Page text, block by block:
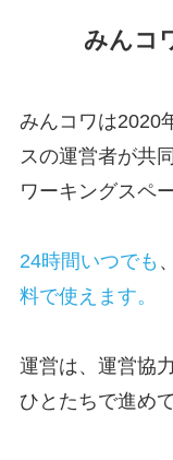
みんコ
みんコワは2020
スの運営者が共
ワーキングスペ
24時間いつでも
料で使えます。
運営は、運営協
ひとたちで進め